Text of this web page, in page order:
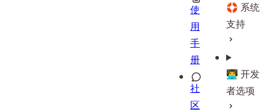
使
用
手
册
社
区
🛟 系统
支持
👨‍💻 开发
者选项